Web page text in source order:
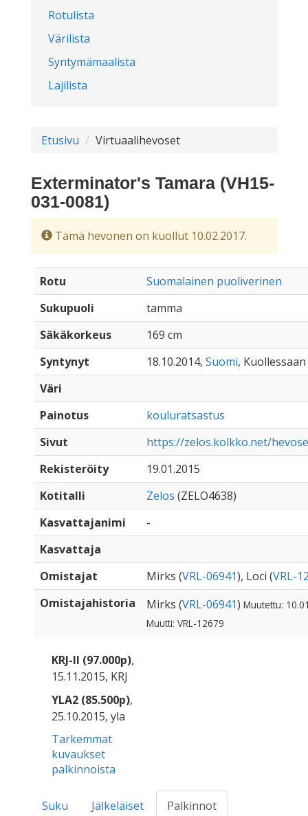
Rotulista
Värilista
Syntymämaalista
Lajilista
Etusivu Virtuaalihevoset
Exterminator's Tamara (VH15-
031-0081)
Tämä hevonen on kuollut 10.02.2017.
Rotu
Suomalainen puoliverinen
Sukupuoli
tamma
Säkäkorkeus
169 cm
Syntynyt
18.10.2014, Suomi,
Väri
Painotus
kouluratsastus
Sivut
https://zelos.kolkko.net/
Rekisteröity
19.01.2015
Kotitalli
Zelos (ZELO4638)
Kasvattajanimi
-
Kasvattaja
Omistajat
Mirks (VRL-06941), Loci (VRL-
Omistajahistoria
Mirks (VRL-06941) Muutettu:
Muutti: VRL-12679
KRJ-II (97.000p),
15.11.2015, KRJ
YLA2 (85.500p),
25.10.2015, yla
Tarkemmat
kuvaukset
palkinnoista
Suku Jälkeläiset
Palkinnot